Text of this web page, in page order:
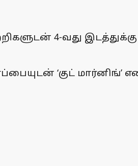
4-வது இடத்துக்கு
‘குட் மார்னிங்’ என